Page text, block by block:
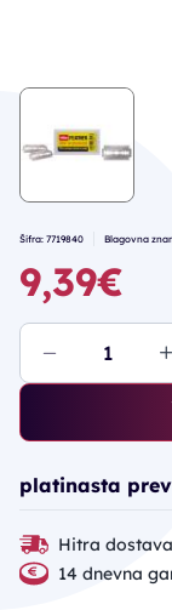
Šifra: 7719840 Blagovna
9,39€
platinasta
Hitra dostava
14 dnevna